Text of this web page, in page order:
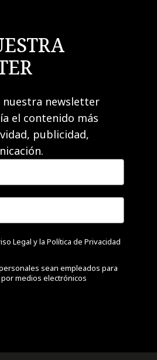
nuestra newsletter
el contenido más
publicidad,
Legal y la Política de Privacidad
sean empleados para
medios electrónicos